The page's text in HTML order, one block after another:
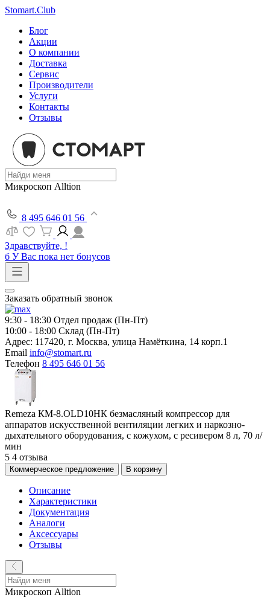
Stomart.Club
Блог
Акции
О компании
Доставка
Сервис
Производители
Услуги
Контакты
Отзывы
Микроскоп Alltion
8 495 646 01 56
Здравствуйте, !
б У Вас пока нет бонусов
Заказать обратный звонок
9:30 - 18:30 Отдел продаж (Пн-Пт)
10:00 - 18:00 Склад (Пн-Пт)
Адрес: 117420, г. Москва, улица Намёткина, 14 корп.1
Email info@stomart.ru
Телефон 8 495 646 01 56
Remeza КМ-8.OLD10НК безмасляный компрессор для
аппаратов искусственной вентиляции легких и наркозно-
дыхательного оборудования, с кожухом, с ресивером 8 л, 70 л/
мин
5 4 отзыва
Коммерческое предложение В корзину
Описание
Характеристики
Документация
Аналоги
Аксессуары
Отзывы
Микроскоп Alltion